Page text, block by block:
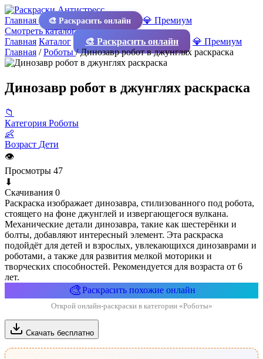
Главная 🎨 Раскрасить онлайн
💎 Премиум
Смотреть каталог
Главная Каталог 🎨 Раскрасить онлайн
💎 Премиум
Главная /Роботы/Динозавр робот в джунглях раскраска
Динозавр робот в джунглях раскраска
📁
Категория Роботы
👶
Возраст Дети
👁
Просмотры 47
⬇
Скачивания 0
Раскраска изображает динозавра, стилизованного под робота,
стоящего на фоне джунглей и извергающегося вулкана.
Механические детали динозавра, такие как шестерёнки и
болты, добавляют интересный элемент. Эта раскраска
подойдёт для детей и взрослых, увлекающихся динозаврами и
роботами, а также для развития мелкой моторики и
творческих способностей. Рекомендуется для возраста от 6
лет.
🎨Раскрасить похожие онлайн
Открой онлайн-раскраски в категории «Роботы»
Скачать бесплатно